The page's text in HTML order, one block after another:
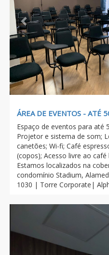
ÁREA DE EVENTOS - ATÉ
Espaço de eventos para até
Projetor e sistema de som;
canetões; Wi-fi; Café
(copos); Acesso livre ao
Estamos localizados na
condomínio Stadium,
1030 | Torre Corporate|
Previous